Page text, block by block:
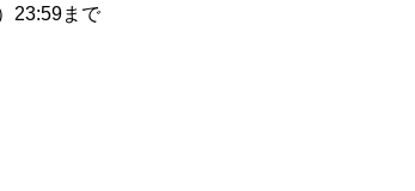
23:59まで